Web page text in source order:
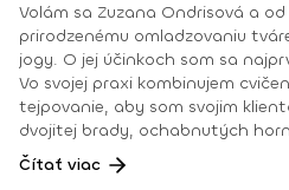
Volám sa Zuzana Ondrisová a od
prirodzenému omladzovaniu
jogy. O jej účinkoch som sa
Vo svojej praxi kombinujem
tejpovanie, aby som svojim
dvojitej brady, ochabnutých
tváre, alebo pomohla prinavrátiť
tváre. Od roku 2018 školím pod
Čítať viac